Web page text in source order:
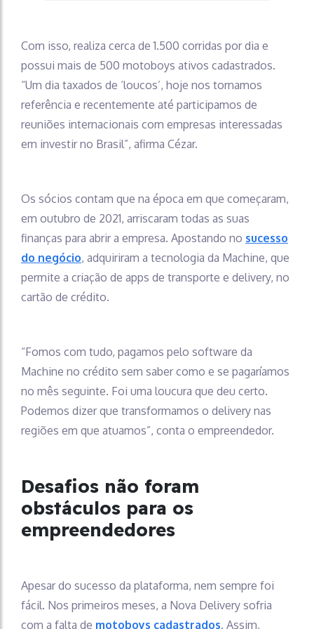
Com isso, realiza cerca de 1.500 corridas por dia e
possui mais de 500 motoboys ativos cadastrados.
“Um dia taxados de ‘loucos’, hoje nos tornamos
referência e recentemente até participamos de
reuniões internacionais com empresas interessadas
em investir no Brasil”, afirma Cézar.
Os sócios contam que na época em que começaram,
em outubro de 2021, arriscaram todas as suas
finanças para abrir a empresa. Apostando no sucesso
do negócio, adquiriram a tecnologia da Machine, que
permite a criação de apps de transporte e delivery, no
cartão de crédito.
“Fomos com tudo, pagamos pelo software da
Machine no crédito sem saber como e se pagaríamos
no mês seguinte. Foi uma loucura que deu certo.
Podemos dizer que transformamos o delivery nas
regiões em que atuamos”, conta o empreendedor.
Desafios não foram
obstáculos para os
empreendedores
Apesar do sucesso da plataforma, nem sempre foi
fácil. Nos primeiros meses, a Nova Delivery sofria
com a falta de motoboys cadastrados. Assim,